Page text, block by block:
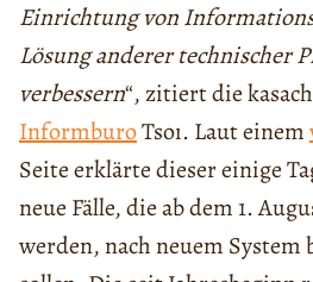
Einrichtung von
Lösung anderer technischer
verbessern“, zitiert die
InformburoTsoı. Laut einem
Seite erklärte dieser einige
neue Fälle, die ab dem 1.
werden, nach neuem System